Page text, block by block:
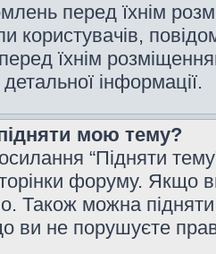
перед їхнім
користувачів,
їхнім
інформації.
мою тему?
“Підняти
форуму. Якщо
Також можна
ви не порушуєте